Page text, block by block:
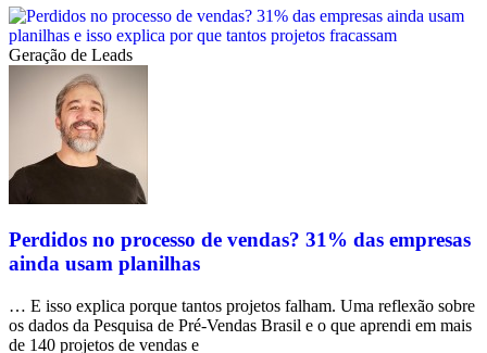
Geração de Leads
Perdidos no processo de vendas? 31% das empresas
ainda usam planilhas
… E isso explica porque tantos projetos falham. Uma reflexão sobre
os dados da Pesquisa de Pré-Vendas Brasil e o que aprendi em mais
de 140 projetos de vendas e